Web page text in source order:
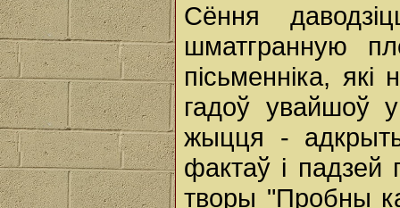
Сёння
шматгранную
пісьменніка,
гадоў увайшоў
жыцця -
фактаў і падзей
творы "Пробны